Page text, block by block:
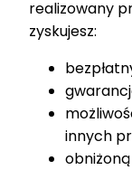
realizowany
zyskujesz:
innych